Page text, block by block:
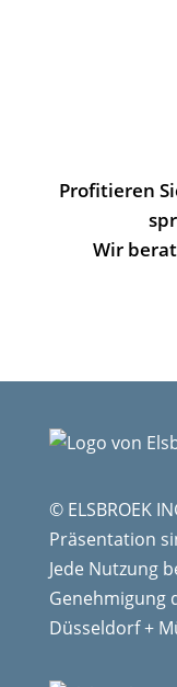
Profitieren
Wir
© ELSBROEK
Präsentation
Jede Nutzung
Genehmigung
Düsseldorf +